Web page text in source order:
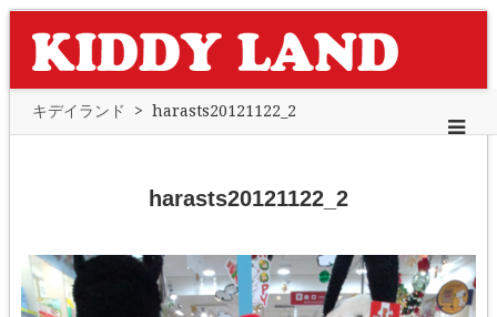
キデイランド > harasts20121122_2
harasts20121122_2